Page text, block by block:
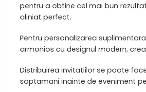
pentru a obtine cel mai bun
aliniat perfect.
Pentru personalizarea
armonios cu designul modern,
Distribuirea invitatiilor se poate
saptamani inainte de eveniment